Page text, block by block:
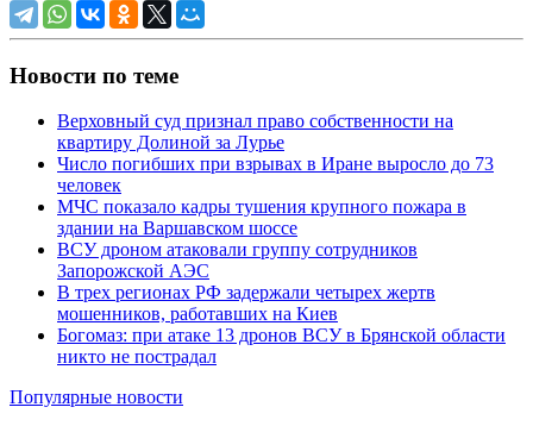
Новости по теме
Верховный суд признал право собственности на
квартиру Долиной за Лурье
Число погибших при взрывах в Иране выросло до 73
человек
МЧС показало кадры тушения крупного пожара в
здании на Варшавском шоссе
ВСУ дроном атаковали группу сотрудников
Запорожской АЭС
В трех регионах РФ задержали четырех жертв
мошенников, работавших на Киев
Богомаз: при атаке 13 дронов ВСУ в Брянской области
никто не пострадал
Популярные новости